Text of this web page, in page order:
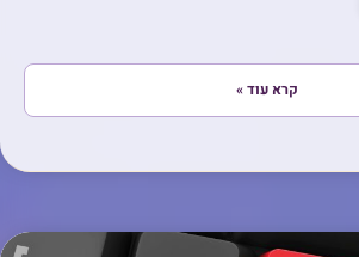
קרא עוד »